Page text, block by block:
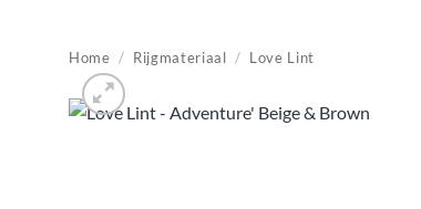
Home / Rijgmateriaal / Love Lint